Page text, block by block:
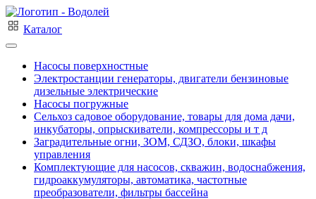
Каталог
Насосы поверхностные
Электростанции генераторы, двигатели бензиновые
дизельные электрические
Насосы погружные
Сельхоз садовое оборудование, товары для дома дачи,
инкубаторы, опрыскиватели, компрессоры и т д
Заградительные огни, ЗОМ, СДЗО, блоки, шкафы
управления
Комплектующие для насосов, скважин, водоснабжения,
гидроаккумуляторы, автоматика, частотные
преобразователи, фильтры бассейна